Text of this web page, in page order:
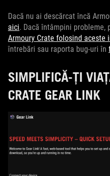
Dacă nu ai descărcat încă
aici. Dacă întâmpini probleme,
Armoury Crate folosind aceste
întrebări sau raporta bug-uri în
SIMPLIFICĂ-ȚI
CRATE GEAR LINK